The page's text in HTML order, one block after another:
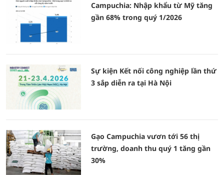
Campuchia: Nhập khẩu từ Mỹ tăng
gần 68% trong quý 1/2026
Sự kiện Kết nối công nghiệp lần thứ
3 sắp diễn ra tại Hà Nội
Gạo Campuchia vươn tới 56 thị
trường, doanh thu quý 1 tăng gần
30%